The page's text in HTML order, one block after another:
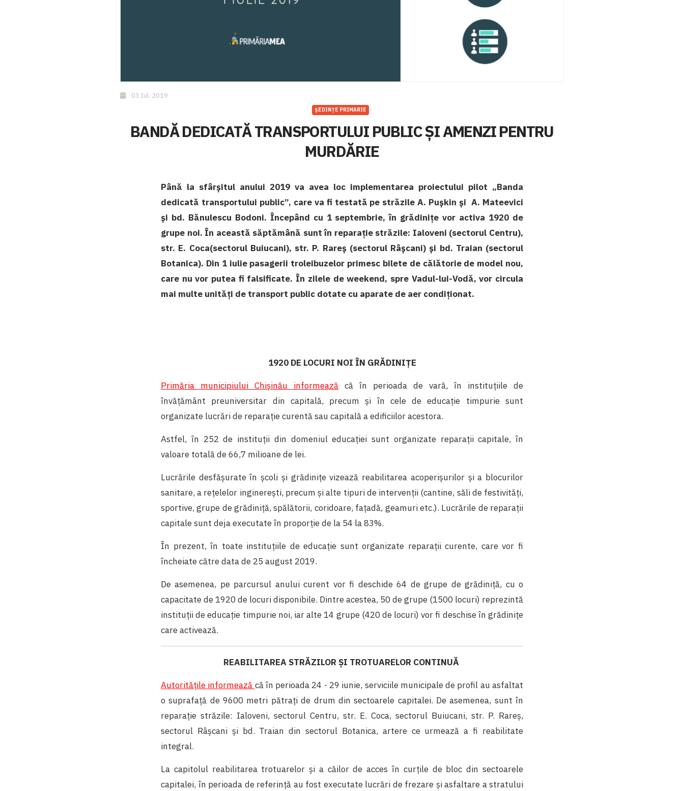
03 Iul. 2019
ȘEDINȚE PRIMARIE
BANDĂ DEDICATĂ TRANSPORTULUI PUBLIC ȘI AMENZI PENTRU
MURDĂRIE
Până la sfârșitul anului 2019 va avea loc implementarea proiectului pilot „Banda
dedicată transportului public”, care va fi testată pe străzile A. Puşkin şi A. Mateevici
şi bd. Bănulescu Bodoni. Începând cu 1 septembrie, în grădinițe vor activa 1920 de
grupe noi. În această săptămână sunt în reparație străzile: Ialoveni (sectorul Centru),
str. E. Coca(sectorul Buiucani), str. P. Rareș (sectorul Râșcani) și bd. Traian (sectorul
Botanica). Din 1 iulie pasagerii troleibuzelor primesc bilete de călătorie de model nou,
care nu vor putea fi falsificate. În zilele de weekend, spre Vadul-lui-Vodă, vor circula
mai multe unităţi de transport public dotate cu aparate de aer condiţionat.
1920 DE LOCURI NOI ÎN GRĂDINIŢE
Primăria municipiului Chişinău informează că în perioada de vară, în instituțiile de
învățământ preuniversitar din capitală, precum și în cele de educație timpurie sunt
organizate lucrări de reparație curentă sau capitală a edificiilor acestora.
Astfel, în 252 de instituții din domeniul educației sunt organizate reparații capitale, în
valoare totală de 66,7 milioane de lei.
Lucrările desfășurate în școli și grădinițe vizează reabilitarea acoperișurilor și a blocurilor
sanitare, a rețelelor inginerești, precum și alte tipuri de intervenții (cantine, săli de festivități,
sportive, grupe de grădiniță, spălătorii, coridoare, fațadă, geamuri etc.). Lucrările de reparații
capitale sunt deja executate în proporție de la 54 la 83%.
În prezent, în toate instituțiile de educație sunt organizate reparații curente, care vor fi
încheiate către data de 25 august 2019.
De asemenea, pe parcursul anului curent vor fi deschide 64 de grupe de grădiniță, cu o
capacitate de 1920 de locuri disponibile. Dintre acestea, 50 de grupe (1500 locuri) reprezintă
instituții de educație timpurie noi, iar alte 14 grupe (420 de locuri) vor fi deschise în grădinițe
care activează.
REABILITAREA STRĂZILOR ŞI TROTUARELOR CONTINUĂ
Autorităţile informează că în perioada 24 - 29 iunie, serviciile municipale de profil au asfaltat
o suprafață de 9600 metri pătrați de drum din sectoarele capitalei. De asemenea, sunt în
reparație străzile: Ialoveni, sectorul Centru, str. E. Coca, sectorul Buiucani, str. P. Rareș,
sectorul Râșcani și bd. Traian din sectorul Botanica, artere ce urmează a fi reabilitate
integral.
La capitolul reabilitarea trotuarelor și a căilor de acces în curțile de bloc din sectoarele
capitalei, în perioada de referință au fost executate lucrări de frezare și asfaltare a stratului